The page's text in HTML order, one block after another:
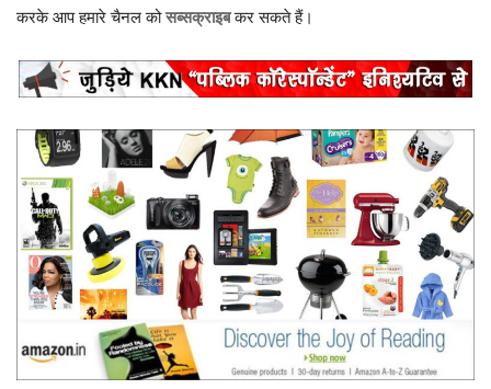
करके आप हमारे चैनल कोसब्सक्राइबकर सकते हैं।